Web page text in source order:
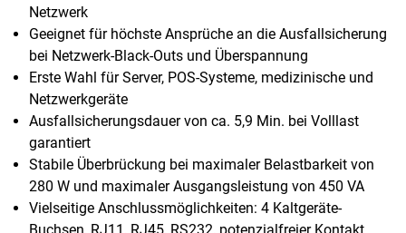
Netzwerk
Geeignet für höchste Ansprüche an die Ausfallsicherung
bei Netzwerk-Black-Outs und Überspannung
Erste Wahl für Server, POS-Systeme, medizinische und
Netzwerkgeräte
Ausfallsicherungsdauer von ca. 5,9 Min. bei Volllast
garantiert
Stabile Überbrückung bei maximaler Belastbarkeit von
280 W und maximaler Ausgangsleistung von 450 VA
Vielseitige Anschlussmöglichkeiten: 4 Kaltgeräte-